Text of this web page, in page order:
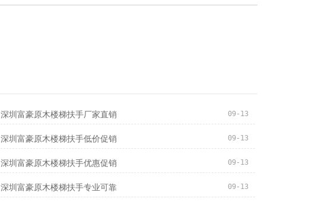
深圳富豪原木楼梯扶手厂家直销 09-13
深圳富豪原木楼梯扶手低价促销 09-13
深圳富豪原木楼梯扶手优惠促销 09-13
深圳富豪原木楼梯扶手专业可靠 09-13